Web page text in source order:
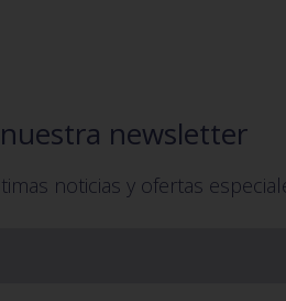
newsletter
noticias y ofertas